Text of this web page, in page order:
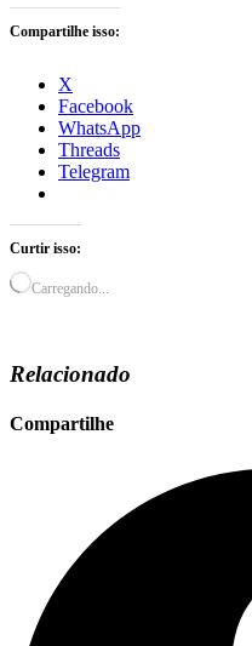
Compartilhe isso:
X
Facebook
WhatsApp
Threads
Telegram
Curtir isso:
Carregando...
Relacionado
Compartilhe